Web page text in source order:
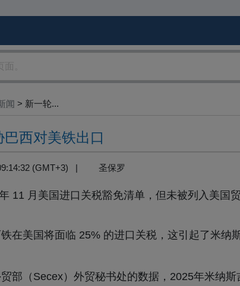
闻 > 新一轮...
西对美铁出口
(GMT+3) | 圣保罗
11 月美国进口关税豁免清单，但未被列入美国
在美国将面临 25% 的进口关税，这引起了米纳
部（Secex）外贸秘书处的数据，2025年米纳